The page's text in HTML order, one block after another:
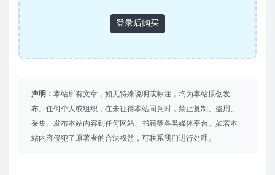
登录后购买
声明： 本站所有文章，如无特殊说明或标注，均为本站原创发
布。任何个人或组织，在未征得本站同意时，禁止复制、盗用、
采集、发布本站内容到任何网站、书籍等各类媒体平台。如若本
站内容侵犯了原著者的合法权益，可联系我们进行处理。